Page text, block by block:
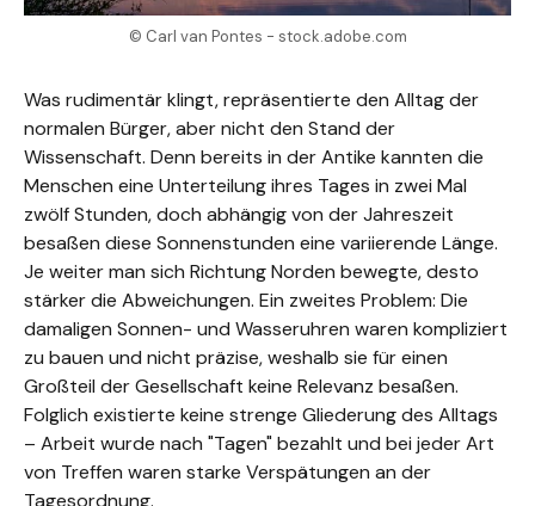
© Carl van Pontes - stock.adobe.com
Was rudimentär klingt, repräsentierte den Alltag der
normalen Bürger, aber nicht den Stand der
Wissenschaft. Denn bereits in der Antike kannten die
Menschen eine Unterteilung ihres Tages in zwei Mal
zwölf Stunden, doch abhängig von der Jahreszeit
besaßen diese Sonnenstunden eine variierende Länge.
Je weiter man sich Richtung Norden bewegte, desto
stärker die Abweichungen. Ein zweites Problem: Die
damaligen Sonnen- und Wasseruhren waren kompliziert
zu bauen und nicht präzise, weshalb sie für einen
Großteil der Gesellschaft keine Relevanz besaßen.
Folglich existierte keine strenge Gliederung des Alltags
– Arbeit wurde nach "Tagen" bezahlt und bei jeder Art
von Treffen waren starke Verspätungen an der
Tagesordnung.